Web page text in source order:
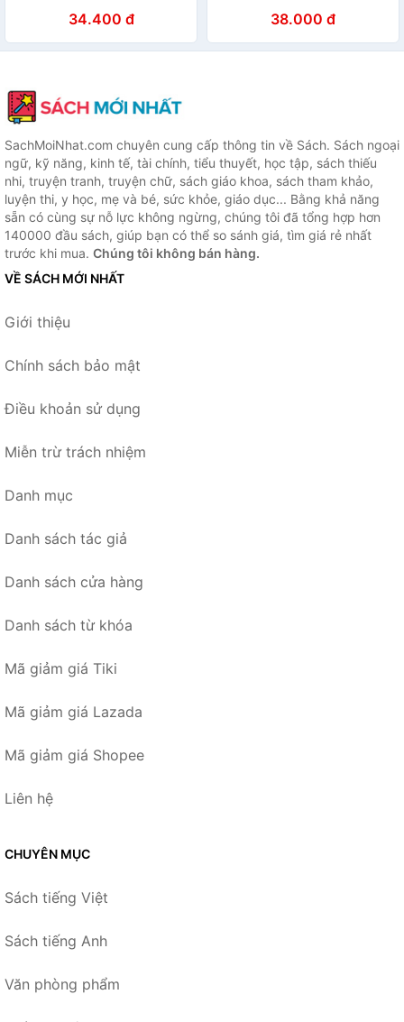
34.400 đ 38.000 đ
SachMoiNhat.com chuyên cung cấp thông tin về Sách. Sách ngoại
ngữ, kỹ năng, kinh tế, tài chính, tiểu thuyết, học tập, sách thiếu
nhi, truyện tranh, truyện chữ, sách giáo khoa, sách tham khảo,
luyện thi, y học, mẹ và bé, sức khỏe, giáo dục... Bằng khả năng
sẵn có cùng sự nỗ lực không ngừng, chúng tôi đã tổng hợp hơn
140000 đầu sách, giúp bạn có thể so sánh giá, tìm giá rẻ nhất
trước khi mua. Chúng tôi không bán hàng.
VỀ SÁCH MỚI NHẤT
Giới thiệu
Chính sách bảo mật
Điều khoản sử dụng
Miễn trừ trách nhiệm
Danh mục
Danh sách tác giả
Danh sách cửa hàng
Danh sách từ khóa
Mã giảm giá Tiki
Mã giảm giá Lazada
Mã giảm giá Shopee
Liên hệ
CHUYÊN MỤC
Sách tiếng Việt
Sách tiếng Anh
Văn phòng phẩm